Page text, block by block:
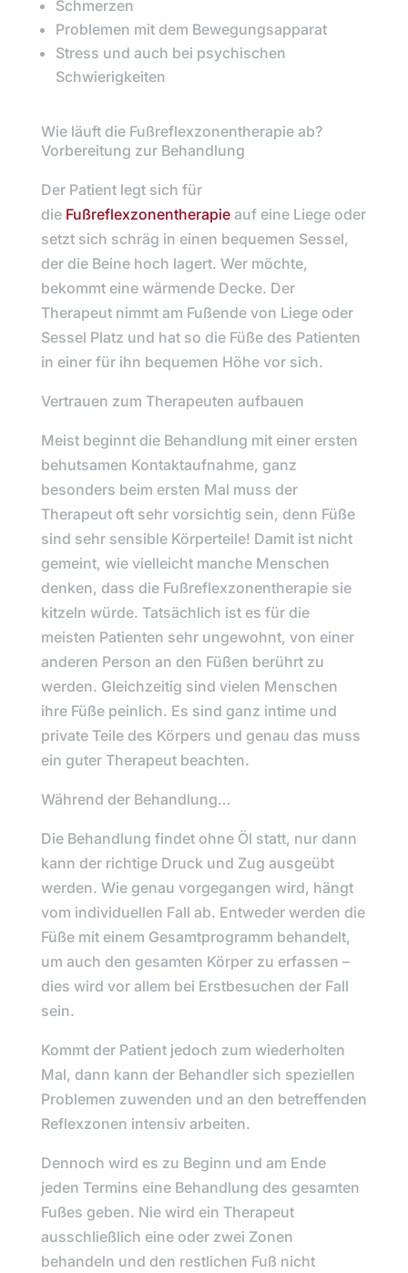
Schmerzen
Problemen mit dem Bewegungsapparat
Stress und auch bei psychischen
Schwierigkeiten
Wie läuft die Fußreflexzonentherapie ab?
Vorbereitung zur Behandlung
Der Patient legt sich für
die Fußreflexzonentherapie auf eine Liege oder
setzt sich schräg in einen bequemen Sessel,
der die Beine hoch lagert. Wer möchte,
bekommt eine wärmende Decke. Der
Therapeut nimmt am Fußende von Liege oder
Sessel Platz und hat so die Füße des Patienten
in einer für ihn bequemen Höhe vor sich.
Vertrauen zum Therapeuten aufbauen
Meist beginnt die Behandlung mit einer ersten
behutsamen Kontaktaufnahme, ganz
besonders beim ersten Mal muss der
Therapeut oft sehr vorsichtig sein, denn Füße
sind sehr sensible Körperteile! Damit ist nicht
gemeint, wie vielleicht manche Menschen
denken, dass die Fußreflexzonentherapie sie
kitzeln würde. Tatsächlich ist es für die
meisten Patienten sehr ungewohnt, von einer
anderen Person an den Füßen berührt zu
werden. Gleichzeitig sind vielen Menschen
ihre Füße peinlich. Es sind ganz intime und
private Teile des Körpers und genau das muss
ein guter Therapeut beachten.
Während der Behandlung…
Die Behandlung findet ohne Öl statt, nur dann
kann der richtige Druck und Zug ausgeübt
werden. Wie genau vorgegangen wird, hängt
vom individuellen Fall ab. Entweder werden die
Füße mit einem Gesamtprogramm behandelt,
um auch den gesamten Körper zu erfassen –
dies wird vor allem bei Erstbesuchen der Fall
sein.
Kommt der Patient jedoch zum wiederholten
Mal, dann kann der Behandler sich speziellen
Problemen zuwenden und an den betreffenden
Reflexzonen intensiv arbeiten.
Dennoch wird es zu Beginn und am Ende
jeden Termins eine Behandlung des gesamten
Fußes geben. Nie wird ein Therapeut
ausschließlich eine oder zwei Zonen
behandeln und den restlichen Fuß nicht